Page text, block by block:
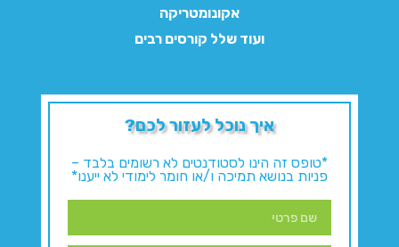
אקונומטריקה
ועוד שלל קורסים רבים
איך נוכל לעזור לכם?
*טופס זה הינו לסטודנטים לא רשומים בלבד –
פניות בנושא תמיכה ו/או חומר לימודי לא ייענו*